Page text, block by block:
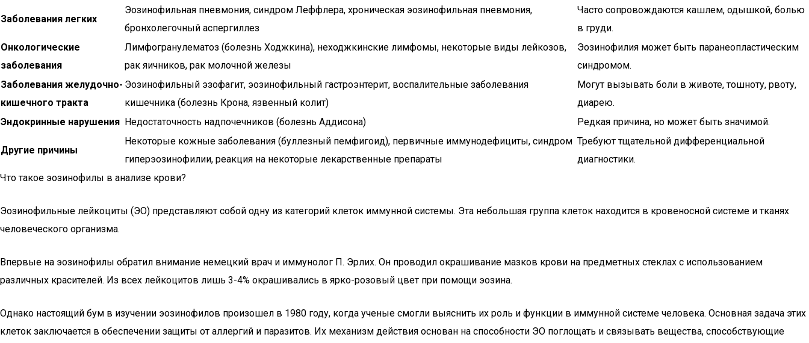
Заболевания легких
Эозинофильная пневмония, синдром Леффлера, хроническая эозинофильная пневмония,
бронхолегочный аспергиллез
Часто сопровождаются кашлем, одышкой, болью
в груди.
Онкологические
заболевания
Лимфогранулематоз (болезнь Ходжкина), неходжкинские лимфомы, некоторые виды лейкозов,
рак яичников, рак молочной железы
Эозинофилия может быть паранеопластическим
синдромом.
Заболевания желудочно-
кишечного тракта
Эозинофильный эзофагит, эозинофильный гастроэнтерит, воспалительные заболевания
кишечника (болезнь Крона, язвенный колит)
Могут вызывать боли в животе, тошноту, рвоту,
диарею.
Эндокринные нарушения Недостаточность надпочечников (болезнь Аддисона) Редкая причина, но может быть значимой.
Другие причины
Некоторые кожные заболевания (буллезный пемфигоид), первичные иммунодефициты, синдром
гиперэозинофилии, реакция на некоторые лекарственные препараты
Требуют тщательной дифференциальной
диагностики.
Что такое эозинофилы в анализе крови?
Эозинофильные лейкоциты (ЭО) представляют собой одну из категорий клеток иммунной системы. Эта небольшая группа клеток находится в кровеносной системе и тканях
человеческого организма.
Впервые на эозинофилы обратил внимание немецкий врач и иммунолог П. Эрлих. Он проводил окрашивание мазков крови на предметных стеклах с использованием
различных красителей. Из всех лейкоцитов лишь 3-4% окрашивались в ярко-розовый цвет при помощи эозина.
Однако настоящий бум в изучении эозинофилов произошел в 1980 году, когда ученые смогли выяснить их роль и функции в иммунной системе человека. Основная задача этих
клеток заключается в обеспечении защиты от аллергий и паразитов. Их механизм действия основан на способности ЭО поглощать и связывать вещества, способствующие